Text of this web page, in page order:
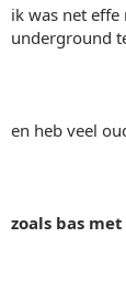
ik was net
underground
en heb veel
zoals bas